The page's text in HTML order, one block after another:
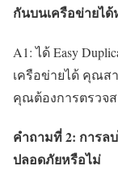
กันบนเครือข่ายไ
A1: ได้ Easy
เครือข่ายได้ คุณส
คุณต้องการตรวจ
คำถามที่ 2: การล
ปลอดภัยหรือไม่